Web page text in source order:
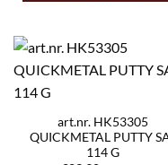
art.nr. HK53305
QUICKMETAL PUTTY
114 G